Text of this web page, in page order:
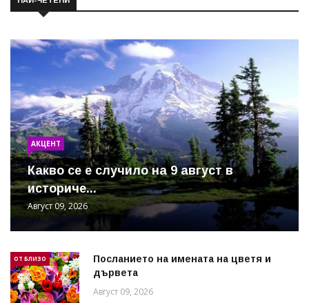
АКЦЕНТ
Какво се е случило на 9 август в
историче...
Август 09, 2026
ОТ БЛИЗО
Посланието на имената на цветя и
дървета
Август 09, 2026